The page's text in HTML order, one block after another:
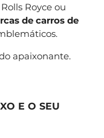
Royce ou
de carros de
apaixonante.
E O SEU